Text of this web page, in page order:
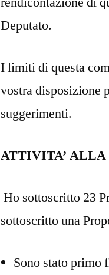
Deputato.
I limiti di questa
vostra disposizione
suggerimenti.
ATTIVITA’ ALLA
Ho sottoscritto 23
sottoscritto una
Sono stato primo